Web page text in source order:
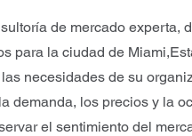
de mercado experta,
para la ciudad de
necesidades de su
demanda, los precios y la
el sentimiento del